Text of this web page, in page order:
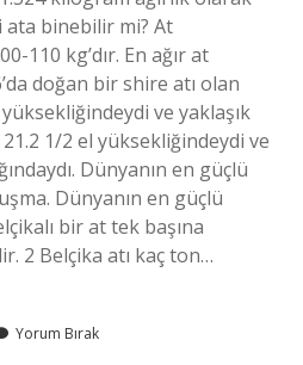
ata binebilir mi? At
110 kg’dır. En ağır at
doğan bir shire atı olan
ve yaklaşık
21.2 1/2 el yüksekliğindeydi ve
Dünyanın en güçlü
Dünyanın en güçlü
bir at tek başına
2 Belçika atı kaç ton…
Yorum Bırak